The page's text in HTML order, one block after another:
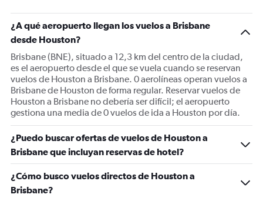
Y
axis
displaying
values.
Range:
0
to
2400.
¿A qué aeropuerto llegan los vuelos a Brisbane
desde Houston?
Brisbane (BNE), situado a 12,3 km del centro de la ciudad,
es el aeropuerto desde el que se vuela cuando se reservan
vuelos de Houston a Brisbane. 0 aerolíneas operan vuelos a
Brisbane de Houston de forma regular. Reservar vuelos de
Houston a Brisbane no debería ser difícil; el aeropuerto
gestiona una media de 0 vuelos de ida a Houston por día.
¿Puedo buscar ofertas de vuelos de Houston a
Brisbane que incluyan reservas de hotel?
¿Cómo busco vuelos directos de Houston a
Brisbane?